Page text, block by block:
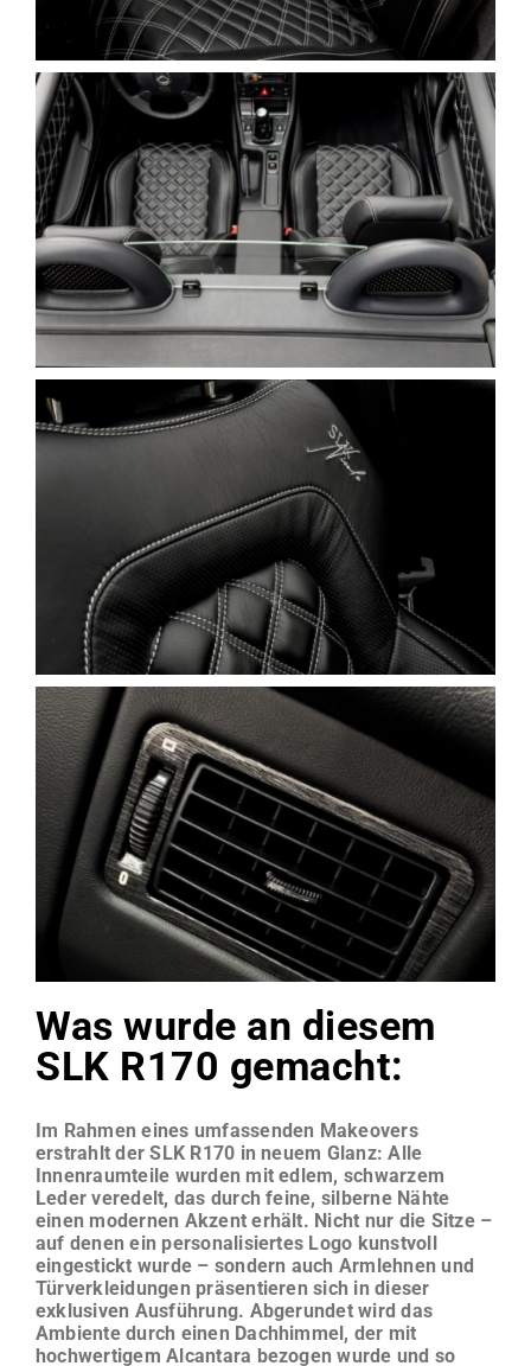
Was wurde an diesem
SLK R170 gemacht:
Im Rahmen eines umfassenden Makeovers
erstrahlt der SLK R170 in neuem Glanz: Alle
Innenraumteile wurden mit edlem, schwarzem
Leder veredelt, das durch feine, silberne Nähte
einen modernen Akzent erhält. Nicht nur die Sitze –
auf denen ein personalisiertes Logo kunstvoll
eingestickt wurde – sondern auch Armlehnen und
Türverkleidungen präsentieren sich in dieser
exklusiven Ausführung. Abgerundet wird das
Ambiente durch einen Dachhimmel, der mit
hochwertigem Alcantara bezogen wurde und so